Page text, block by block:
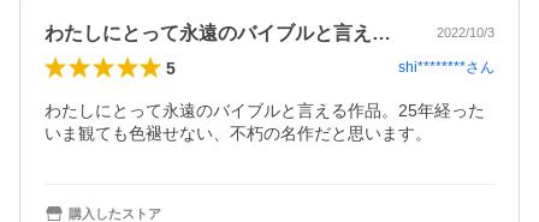
わたしにとって永遠のバイブルと言える作… 2022/10/3
5 shi********さん
わたしにとって永遠のバイブルと言える作品。25年経った
いま観ても色褪せない、不朽の名作だと思います。
購入したストア